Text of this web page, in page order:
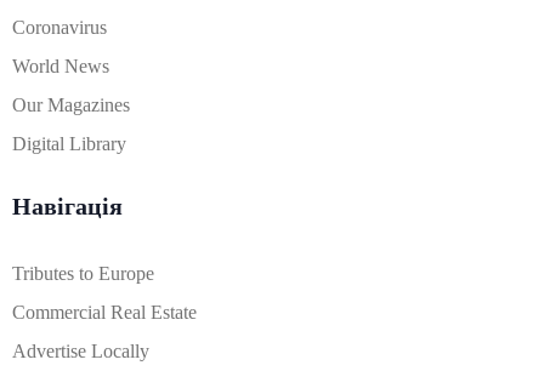
Coronavirus
World News
Our Magazines
Digital Library
Навігація
Tributes to Europe
Commercial Real Estate
Advertise Locally